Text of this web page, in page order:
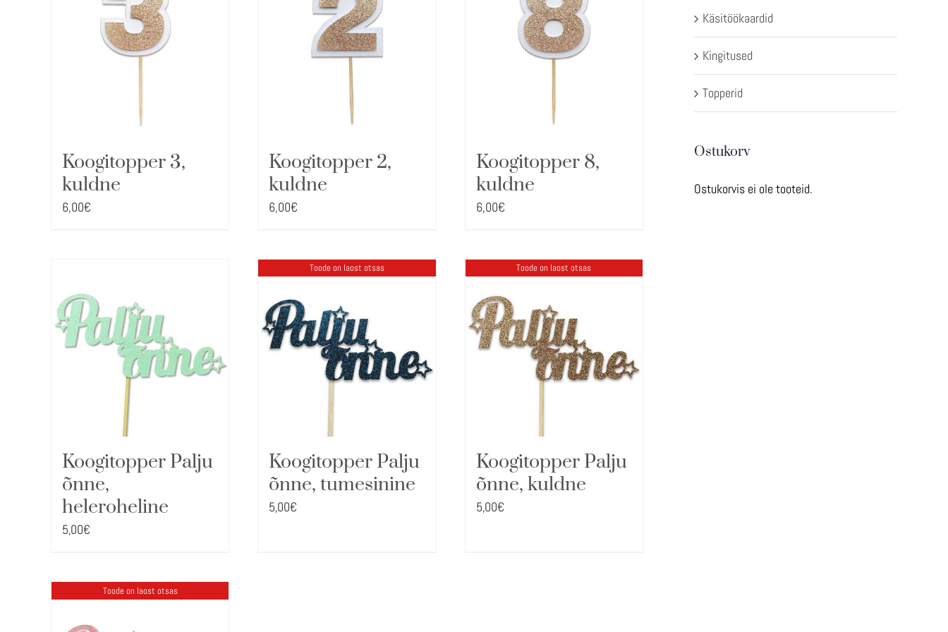
Koogitopper 3,
kuldne
6,00€
Koogitopper 2,
kuldne
6,00€
Koogitopper 8,
kuldne
6,00€
Koogitopper Palju
õnne,
heleroheline
5,00€
Toode on laost otsas
Koogitopper Palju
õnne, tumesinine
5,00€
Toode on laost otsas
Koogitopper Palju
õnne, kuldne
5,00€
Toode on laost otsas
Käsitöökaardid
Kingitused
Topperid
Ostukorv
Ostukorvis ei ole tooteid.